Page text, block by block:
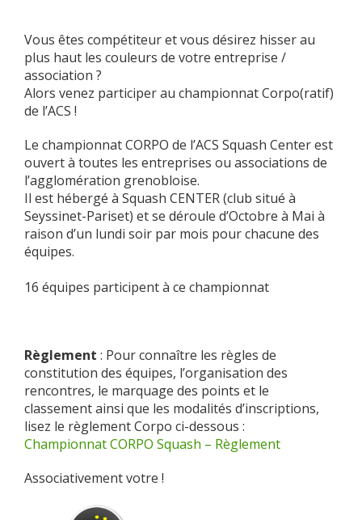
Vous êtes compétiteur et vous désirez hisser au
plus haut les couleurs de votre entreprise /
association ?
Alors venez participer au championnat Corpo(ratif)
de l’ACS !
Le championnat CORPO de l’ACS Squash Center est
ouvert à toutes les entreprises ou associations de
l’agglomération grenobloise.
Il est hébergé à Squash CENTER (club situé à
Seyssinet-Pariset) et se déroule d’Octobre à Mai à
raison d’un lundi soir par mois pour chacune des
équipes.
16 équipes participent à ce championnat
Règlement : Pour connaître les règles de
constitution des équipes, l’organisation des
rencontres, le marquage des points et le
classement ainsi que les modalités d’inscriptions,
lisez le règlement Corpo ci-dessous :
Championnat CORPO Squash – Règlement
Associativement votre !